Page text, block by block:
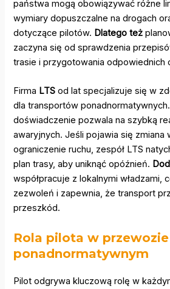
państwa mogą obowiązywać różne
wymiary dopuszczalne na drogach
dotyczące pilotów. Dlatego też
zaczyna się od sprawdzenia
trasie i przygotowania odpowiednich
Firma LTS od lat specjalizuje się w
dla transportów
doświadczenie pozwala na szybką
awaryjnych. Jeśli pojawia się zmiana
ograniczenie ruchu, zespół LTS
plan trasy, aby uniknąć opóźnień.
współpracuje z lokalnymi władzami,
zezwoleń i zapewnia, że transport
przeszkód.
Rola pilota w przewozie
ponadnormatywnym
Pilot odgrywa kluczową rolę w